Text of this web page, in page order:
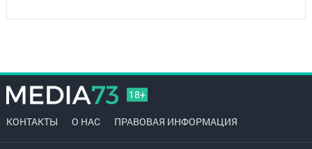
18+
КОНТАКТЫ О НАС ПРАВОВАЯ ИНФОРМАЦИЯ